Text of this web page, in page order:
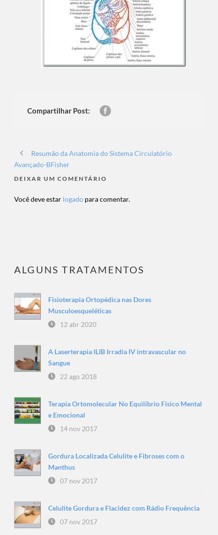
Compartilhar Post:
Resumão da Anatomia do Sistema Circulatório
Avançado-BFisher
DEIXAR UM COMENTÁRIO
Você deve estar logado para comentar.
ALGUNS TRATAMENTOS
Fisioterapia Ortopédica nas Dores
Musculoesqueléticas
12 abr 2020
A Laserterapia ILIB Irradia IV intravascular no
Sangue
22 ago 2018
Terapia Ortomolecular No Equilíbrio Físico Mental
e Emocional
14 nov 2017
Gordura Localizada Celulite e Fibroses com o
Manthus
07 nov 2017
Celulite Gordura e Flacidez com Rádio Frequência
07 nov 2017